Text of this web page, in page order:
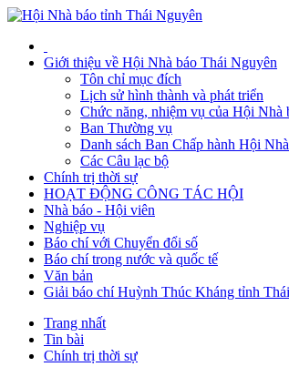
Giới thiệu về Hội Nhà báo Thái Nguyên
Tôn chỉ mục đích
Lịch sử hình thành và phát triển
Chức năng, nhiệm vụ của Hội Nhà
Ban Thường vụ
Danh sách Ban Chấp hành Hội
Các Câu lạc bộ
Chính trị thời sự
HOẠT ĐỘNG CÔNG TÁC HỘI
Nhà báo - Hội viên
Nghiệp vụ
Báo chí với Chuyển đổi số
Báo chí trong nước và quốc tế
Văn bản
Giải báo chí Huỳnh Thúc Kháng tỉnh
Trang nhất
Tin bài
Chính trị thời sự